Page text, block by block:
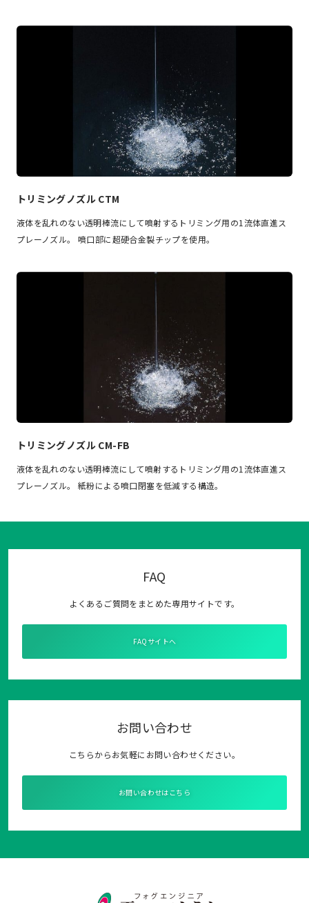
トリミングノズル CTM
液体を乱れのない透明棒流にして噴射するトリミング用の1流体直進ス
プレーノズル。 噴口部に超硬合金製チップを使用。
トリミングノズル CM-FB
液体を乱れのない透明棒流にして噴射するトリミング用の1流体直進ス
プレーノズル。 紙粉による噴口閉塞を低減する構造。
FAQ
よくあるご質問をまとめた専用サイトです。
FAQサイトへ
お問い合わせ
こちらからお気軽にお問い合わせください。
お問い合わせはこちら